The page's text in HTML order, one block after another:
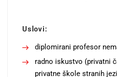
Uslovi:
diplomirani profesor
radno iskustvo (privatni
privatne škole stranih